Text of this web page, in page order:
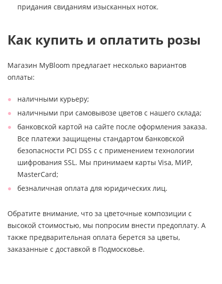
придания свиданиям изысканных ноток.
Как купить и оплатить розы
Магазин MyBloom предлагает несколько вариантов
оплаты:
наличными курьеру;
наличными при самовывозе цветов с нашего склада;
банковской картой на сайте после оформления заказа.
Все платежи защищены стандартом банковской
безопасности PCI DSS с с применением технологии
шифрования SSL. Мы принимаем карты Visa, МИР,
MasterCard;
безналичная оплата для юридических лиц.
Обратите внимание, что за цветочные композиции с
высокой стоимостью, мы попросим внести предоплату. А
также предварительная оплата берется за цветы,
заказанные с доставкой в Подмосковье.